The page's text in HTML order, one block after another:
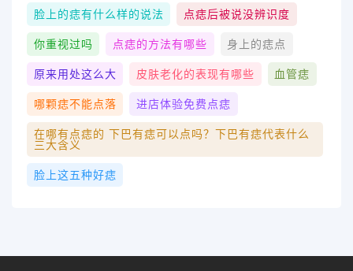
脸上的痣有什么样的说法 点痣后被说没辨识度
你重视过吗 点痣的方法有哪些 身上的痣点
原来用处这么大 皮肤老化的表现有哪些 血管痣
哪颗痣不能点落 进店体验免费点痣
在哪有点痣的 下巴有痣可以点吗？下巴有痣代表什么
三大含义
脸上这五种好痣